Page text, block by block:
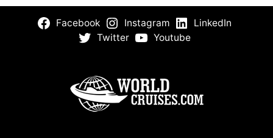
Facebook Instagram
LinkedIn
Twitter
Youtube